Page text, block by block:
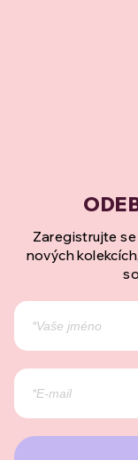
Zaregistrujte
nových